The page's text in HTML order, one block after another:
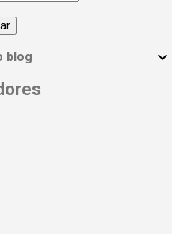
blog